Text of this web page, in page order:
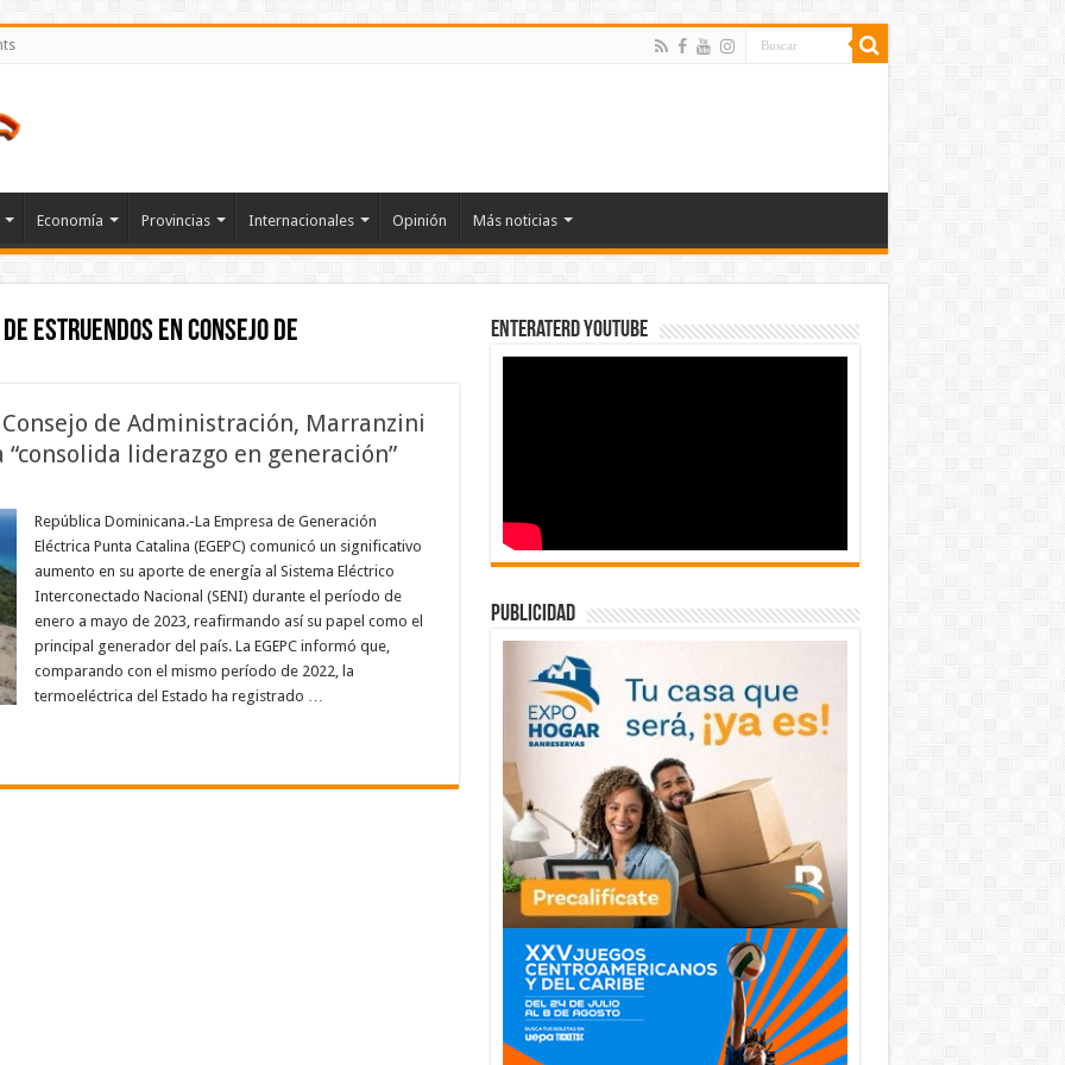
Economía Provincias Internacionales Opinión Más noticias
de estruendos en Consejo de
de Administración, Marranzini
liderazgo en generación”
República Dominicana.-La Empresa de Generación
Eléctrica Punta Catalina (EGEPC) comunicó un significativo
aumento en su aporte de energía al Sistema Eléctrico
Interconectado Nacional (SENI) durante el período de
enero a mayo de 2023, reafirmando así su papel como el
principal generador del país. La EGEPC informó que,
comparando con el mismo período de 2022, la
termoeléctrica del Estado ha registrado …
EnterateRD YOUTUBE
publicidad